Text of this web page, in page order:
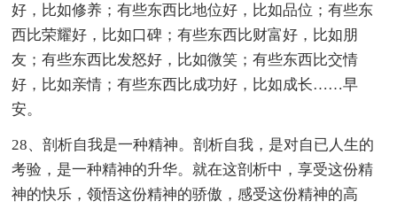
好，比如修养；有些东西比地位好，比如品位；有些东
西比荣耀好，比如口碑；有些东西比财富好，比如朋
友；有些东西比发怒好，比如微笑；有些东西比交情
好，比如亲情；有些东西比成功好，比如成长……早
安。
28、剖析自我是一种精神。剖析自我，是对自已人生的
考验，是一种精神的升华。就在这剖析中，享受这份精
神的快乐，领悟这份精神的骄傲，感受这份精神的高